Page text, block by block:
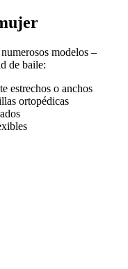
modelos –
de baile:
estrechos o anchos
ortopédicas